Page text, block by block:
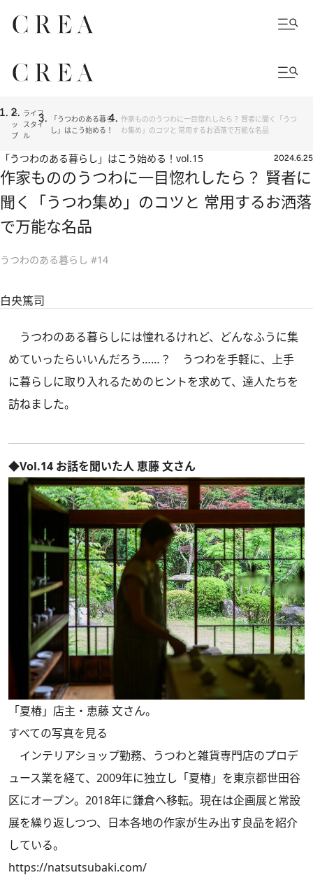
ト
ッ
プ
ライフ
スタイ
ル
「うつわのある暮ら
し」はこう始める！
作家もののうつわに一目惚れしたら？ 賢者に聞く「うつ
わ集め」のコツと 常用するお洒落で万能な名品
「うつわのある暮らし」はこう始める！ vol.15 2024.6.25
作家もののうつわに一目惚れしたら？ 賢者に
聞く「うつわ集め」のコツと 常用するお洒落
で万能な名品
うつわのある暮らし #14
白央篤司
うつわのある暮らしには憧れるけれど、どんなふうに集
めていったらいいんだろう……？ うつわを手軽に、上手
に暮らしに取り入れるためのヒントを求めて、達人たちを
訪ねました。
◆Vol.14 お話を聞いた人 恵藤 文さん
「夏椿」店主・恵藤 文さん。
すべての写真を見る
インテリアショップ勤務、うつわと雑貨専門店のプロデ
ュース業を経て、2009年に独立し「夏椿」を東京都世田谷
区にオープン。2018年に鎌倉へ移転。現在は企画展と常設
展を繰り返しつつ、日本各地の作家が生み出す良品を紹介
している。
https://natsutsubaki.com/